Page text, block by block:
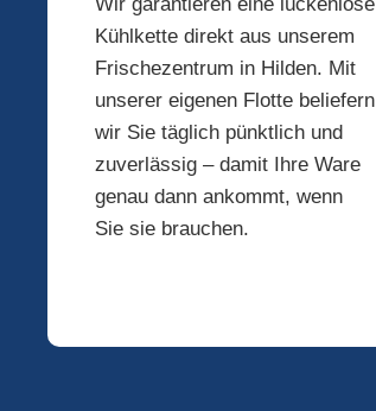
Kühlkette direkt aus unserem
Frischezentrum in Hilden. Mit
unserer eigenen Flotte beliefern
wir Sie täglich pünktlich und
zuverlässig – damit Ihre Ware
genau dann ankommt, wenn
Sie sie brauchen.